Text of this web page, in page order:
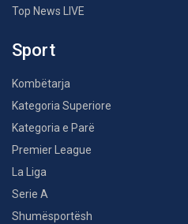
Top News LIVE
Sport
Kombëtarja
Kategoria Superiore
Kategoria e Parë
Premier League
La Liga
Serie A
Shumësportësh